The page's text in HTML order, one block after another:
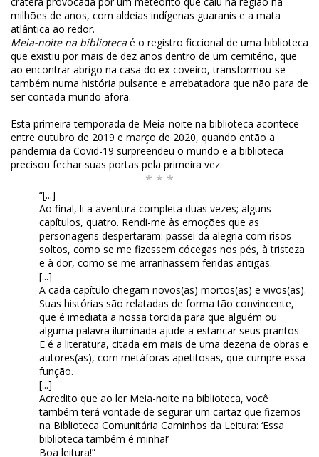
milhões de anos, com aldeias indígenas guaranis e a mata
atlântica ao redor.
Meia-noite na biblioteca é o registro ficcional de uma biblioteca
que existiu por mais de dez anos dentro de um cemitério, que
ao encontrar abrigo na casa do ex-coveiro, transformou-se
também numa história pulsante e arrebatadora que não para de
ser contada mundo afora.
Esta primeira temporada de Meia-noite na biblioteca acontece
entre outubro de 2019 e março de 2020, quando então a
pandemia da Covid-19 surpreendeu o mundo e a biblioteca
precisou fechar suas portas pela primeira vez.
* * *
“[...]
Ao final, li a aventura completa duas vezes; alguns
capítulos, quatro. Rendi-me às emoções que as
personagens despertaram: passei da alegria com risos
soltos, como se me fizessem cócegas nos pés, à tristeza
e à dor, como se me arranhassem feridas antigas.
[...]
A cada capítulo chegam novos(as) mortos(as) e vivos(as).
Suas histórias são relatadas de forma tão convincente,
que é imediata a nossa torcida para que alguém ou
alguma palavra iluminada ajude a estancar seus prantos.
E é a literatura, citada em mais de uma dezena de obras e
autores(as), com metáforas apetitosas, que cumpre essa
função.
[...]
Acredito que ao ler Meia-noite na biblioteca, você
também terá vontade de segurar um cartaz que fizemos
na Biblioteca Comunitária Caminhos da Leitura: ‘Essa
biblioteca também é minha!’
Boa leitura!”